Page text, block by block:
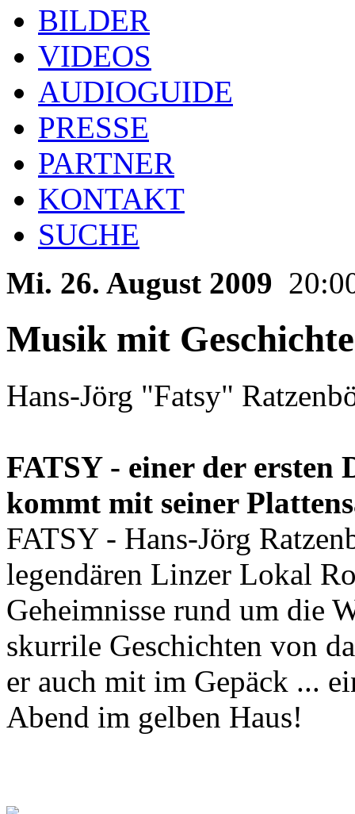
BILDER
VIDEOS
AUDIOGUIDE
PRESSE
PARTNER
KONTAKT
SUCHE
Mi. 26. August 2009
Musik mit
Hans-Jörg "Fatsy"
FATSY - einer der ersten
kommt mit seiner
FATSY - Hans-Jörg
legendären Linzer Lokal
Geheimnisse rund um die
skurrile Geschichten von
er auch mit im Gepäck ...
Abend im gelben Haus!